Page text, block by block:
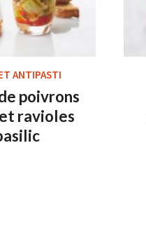
ANTIPASTI
poivrons
ravioles